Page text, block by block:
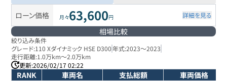
ローン価格 月々63,600円 詳細を見る
相場比較
絞り込み条件
グレード:110 Xダイナミック HSE D300 年式:2023～2023
走行距離:1.0万km～2.0万km
更新:2026/02/17 02:22
RANK 車両名 支払総額 車両価格